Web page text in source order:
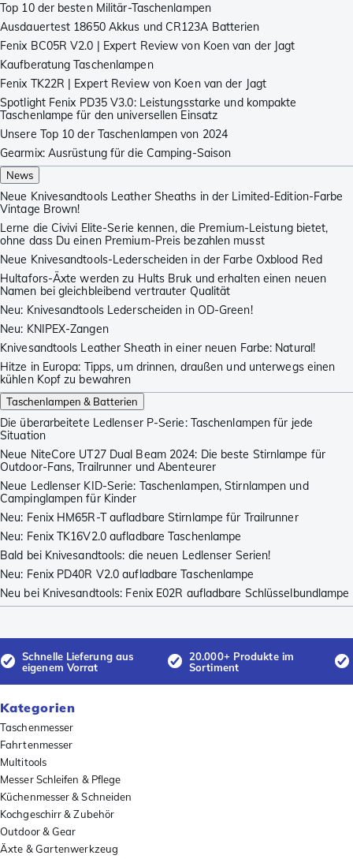
Top 10 der besten Militär-Taschenlampen
Ausdauertest 18650 Akkus und CR123A Batterien
Fenix BC05R V2.0 | Expert Review von Koen van der Jagt
Kaufberatung Taschenlampen
Fenix TK22R | Expert Review von Koen van der Jagt
Spotlight Fenix PD35 V3.0: Leistungsstarke und kompakte
Taschenlampe für den universellen Einsatz
Unsere Top 10 der Taschenlampen von 2024
Gearmix: Ausrüstung für die Camping-Saison
News
Neue Knivesandtools Leather Sheaths in der Limited-Edition-Farbe
Vintage Brown!
Lerne die Civivi Elite-Serie kennen, die Premium-Leistung bietet,
ohne dass Du einen Premium-Preis bezahlen musst
Neue Knivesandtools-Lederscheiden in der Farbe Oxblood Red
Hultafors-Äxte werden zu Hults Bruk und erhalten einen neuen
Namen bei gleichbleibend vertrauter Qualität
Neu: Knivesandtools Lederscheiden in OD-Green!
Neu: KNIPEX-Zangen
Knivesandtools Leather Sheath in einer neuen Farbe: Natural!
Hitze in Europa: Tipps, um drinnen, draußen und unterwegs einen
kühlen Kopf zu bewahren
Taschenlampen & Batterien
Die überarbeitete Ledlenser P-Serie: Taschenlampen für jede
Situation
Neue NiteCore UT27 Dual Beam 2024: Die beste Stirnlampe für
Outdoor-Fans, Trailrunner und Abenteurer
Neue Ledlenser KID-Serie: Taschenlampen, Stirnlampen und
Campinglampen für Kinder
Neu: Fenix HM65R-T aufladbare Stirnlampe für Trailrunner
Neu: Fenix TK16V2.0 aufladbare Taschenlampe
Bald bei Knivesandtools: die neuen Ledlenser Serien!
Neu: Fenix PD40R V2.0 aufladbare Taschenlampe
Neu bei Knivesandtools: Fenix E02R aufladbare Schlüsselbundlampe
Schnelle Lieferung aus
eigenem Vorrat
20.000+ Produkte im
Sortiment
Kategorien
Taschenmesser
Fahrtenmesser
Multitools
Messer Schleifen & Pflege
Küchenmesser & Schneiden
Kochgeschirr & Zubehör
Outdoor & Gear
Äxte & Gartenwerkzeug